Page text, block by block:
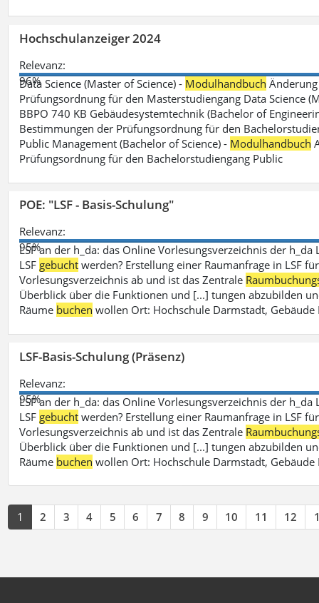
Hochschulanzeiger 2024
Relevanz:
96%
Data Science (Master of Science) - Modulhandbuch
Prüfungsordnung für den Masterstudiengang Data Science
BBPO 740 KB Gebäudesystemtechnik (Bachelor of
Bestimmungen der Prüfungsordnung für den
Public Management (Bachelor of Science) - Modulhandbuch
Prüfungsordnung für den Bachelorstudiengang Public
POE: "LSF - Basis-Schulung"
Relevanz:
95%
LSF an der h_da: das Online Vorlesungsverzeichnis der h_da
LSF gebucht werden? Erstellung einer Raumanfrage in LSF
Vorlesungsverzeichnis ab und ist das Zentrale
Überblick über die Funktionen und [...] tungen abzubilden
Räume buchen wollen Ort: Hochschule Darmstadt,
LSF-Basis-Schulung (Präsenz)
Relevanz:
95%
LSF an der h_da: das Online Vorlesungsverzeichnis der h_da
LSF gebucht werden? Erstellung einer Raumanfrage in LSF
Vorlesungsverzeichnis ab und ist das Zentrale
Überblick über die Funktionen und [...] tungen abzubilden
Räume buchen wollen Ort: Hochschule Darmstadt,
1 2 3 4 5 6 7 8 9 10 11 12